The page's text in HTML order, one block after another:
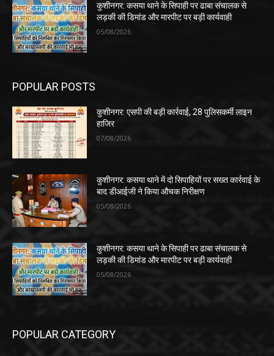
कुशीनगर: कसया थाने के सिपाही पर ढाबा संचालक से
लड़की की डिमांड और मारपीट पर बड़ी कार्यवाही
05/08/2026
POPULAR POSTS
कुशीनगर: एसपी की बड़ी कार्रवाई, 28 पुलिसकर्मी लाइन
हाजिर
07/08/2026
कुशीनगर: कसया थाने में दो सिपाहियों पर सख्त कार्रवाई के
बाद डीआईजी ने किया औचक निरीक्षण
05/08/2026
कुशीनगर: कसया थाने के सिपाही पर ढाबा संचालक से
लड़की की डिमांड और मारपीट पर बड़ी कार्यवाही
05/08/2026
POPULAR CATEGORY